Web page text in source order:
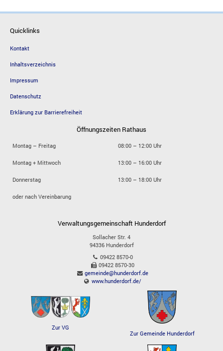
Quicklinks
Kontakt
Inhaltsverzeichnis
Impressum
Datenschutz
Erklärung zur Barrierefreiheit
Öffnungszeiten Rathaus
Montag – Freitag 08:00 – 12:00 Uhr
Montag + Mittwoch 13:00 – 16:00 Uhr
Donnerstag 13:00 – 18:00 Uhr
oder nach Vereinbarung
Verwaltungsgemeinschaft Hunderdorf
Sollacher Str. 4
94336 Hunderdorf
09422 8570-0
09422 8570-30
gemeinde@hunderdorf.de
www.hunderdorf.de/
Zur VG
Zur Gemeinde Hunderdorf